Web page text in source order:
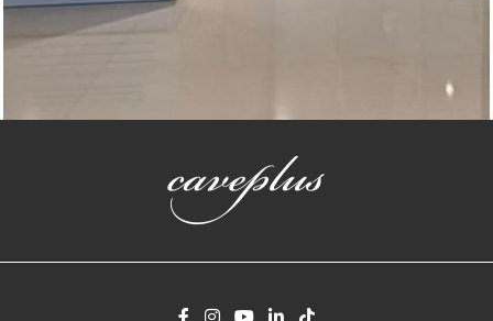
Vinoteca a medida en Miami Florida EEUU